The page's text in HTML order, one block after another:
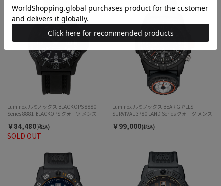
SOLD OUT
Luminox ルミノックス BLACK OPS 8880
Series 8881.BLACKOPS クォーツ メンズ
￥84,480(税込)
Luminox ルミノックス BEAR GRYLLS
SURVIVAL 3780 LAND Series クォーツ メンズ
￥99,000(税込)